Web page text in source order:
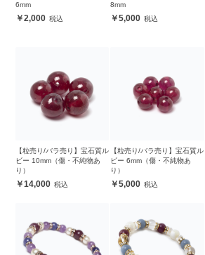
6mm
2,000
8mm
5,000
【粒売り/バラ売り】宝石質ル
ビー 10mm（傷・不純物あ
り）
14,000
【粒売り/バラ売り】宝石質ル
ビー 6mm（傷・不純物あ
り）
5,000